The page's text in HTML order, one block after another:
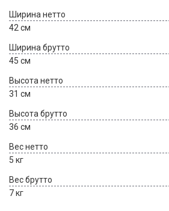
Ширина нетто
42 см
Ширина брутто
45 см
Высота нетто
31 см
Высота брутто
36 см
Вес нетто
5 кг
Вес брутто
7 кг